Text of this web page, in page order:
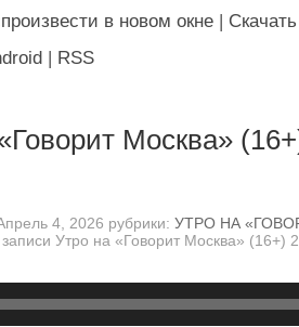
в новом окне
Скачать
RSS
Москва»
4, 2026 рубрики: УТРО НА
записи Утро на «Говорит Москва» (16+)